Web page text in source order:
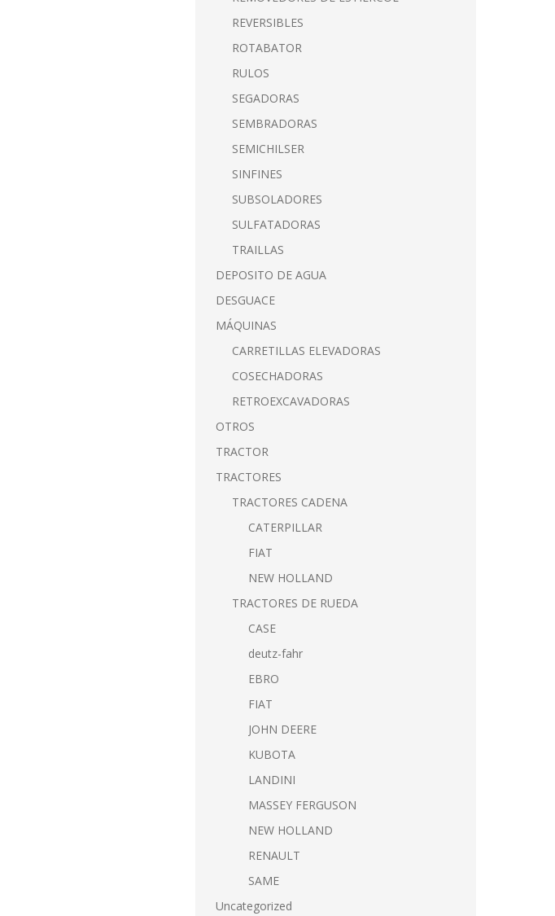
REVERSIBLES
ROTABATOR
RULOS
SEGADORAS
SEMBRADORAS
SEMICHILSER
SINFINES
SUBSOLADORES
SULFATADORAS
TRAILLAS
DEPOSITO DE AGUA
DESGUACE
MÁQUINAS
CARRETILLAS ELEVADORAS
COSECHADORAS
RETROEXCAVADORAS
OTROS
TRACTOR
TRACTORES
TRACTORES CADENA
CATERPILLAR
FIAT
NEW HOLLAND
TRACTORES DE RUEDA
CASE
deutz-fahr
EBRO
FIAT
JOHN DEERE
KUBOTA
LANDINI
MASSEY FERGUSON
NEW HOLLAND
RENAULT
SAME
Uncategorized